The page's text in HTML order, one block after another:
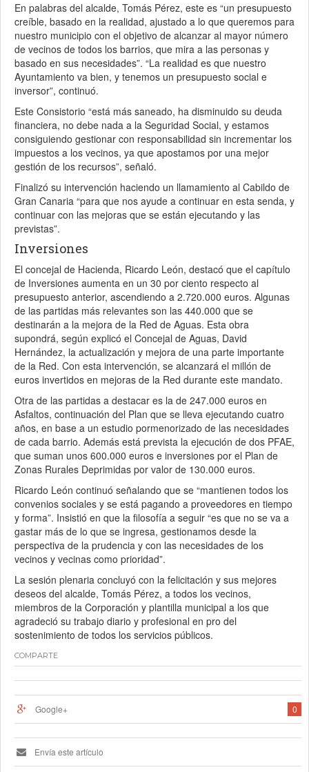
En palabras del alcalde, Tomás Pérez, este es “un presupuesto
creíble, basado en la realidad, ajustado a lo que queremos para
nuestro municipio con el objetivo de alcanzar al mayor número
de vecinos de todos los barrios, que mira a las personas y
basado en sus necesidades”. “La realidad es que nuestro
Ayuntamiento va bien, y tenemos un presupuesto social e
inversor”, continuó.
Este Consistorio “está más saneado, ha disminuido su deuda
financiera, no debe nada a la Seguridad Social, y estamos
consiguiendo gestionar con responsabilidad sin incrementar los
impuestos a los vecinos, ya que apostamos por una mejor
gestión de los recursos”, señaló.
Finalizó su intervención haciendo un llamamiento al Cabildo de
Gran Canaria “para que nos ayude a continuar en esta senda, y
continuar con las mejoras que se están ejecutando y las
previstas”.
Inversiones
El concejal de Hacienda, Ricardo León, destacó que el capítulo
de Inversiones aumenta en un 30 por ciento respecto al
presupuesto anterior, ascendiendo a 2.720.000 euros. Algunas
de las partidas más relevantes son las 440.000 que se
destinarán a la mejora de la Red de Aguas. Esta obra
supondrá, según explicó el Concejal de Aguas, David
Hernández, la actualización y mejora de una parte importante
de la Red. Con esta intervención, se alcanzará el millón de
euros invertidos en mejoras de la Red durante este mandato.
Otra de las partidas a destacar es la de 247.000 euros en
Asfaltos, continuación del Plan que se lleva ejecutando cuatro
años, en base a un estudio pormenorizado de las necesidades
de cada barrio. Además está prevista la ejecución de dos PFAE,
que suman unos 600.000 euros e inversiones por el Plan de
Zonas Rurales Deprimidas por valor de 130.000 euros.
Ricardo León continuó señalando que se “mantienen todos los
convenios sociales y se está pagando a proveedores en tiempo
y forma”. Insistió en que la filosofía a seguir “es que no se va a
gastar más de lo que se ingresa, gestionamos desde la
perspectiva de la prudencia y con las necesidades de los
vecinos y vecinas como prioridad”.
La sesión plenaria concluyó con la felicitación y sus mejores
deseos del alcalde, Tomás Pérez, a todos los vecinos,
miembros de la Corporación y plantilla municipal a los que
agradeció su trabajo diario y profesional en pro del
sostenimiento de todos los servicios públicos.
COMPARTE
0
Google+
Envía este artículo